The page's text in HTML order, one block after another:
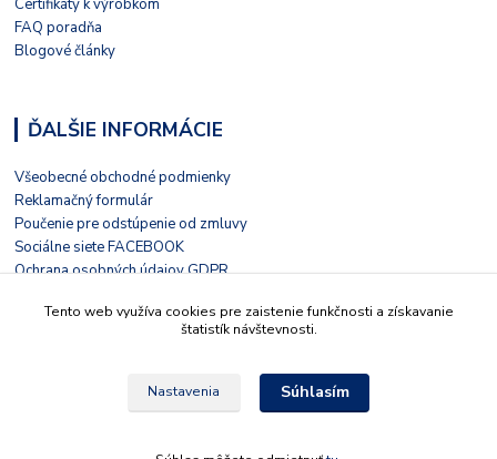
Certifikáty k výrobkom
FAQ poradňa
Blogové články
ĎALŠIE INFORMÁCIE
Všeobecné obchodné podmienky
Reklamačný formulár
Poučenie pre odstúpenie od zmluvy
Sociálne siete FACEBOOK
Ochrana osobných údajov GDPR
Kontaktný formulár
Hronom, Slovensko
Tento web využíva cookies pre zaistenie funkčnosti a získavanie
štatistík návštevnosti.
Nastavenia Súhlasím